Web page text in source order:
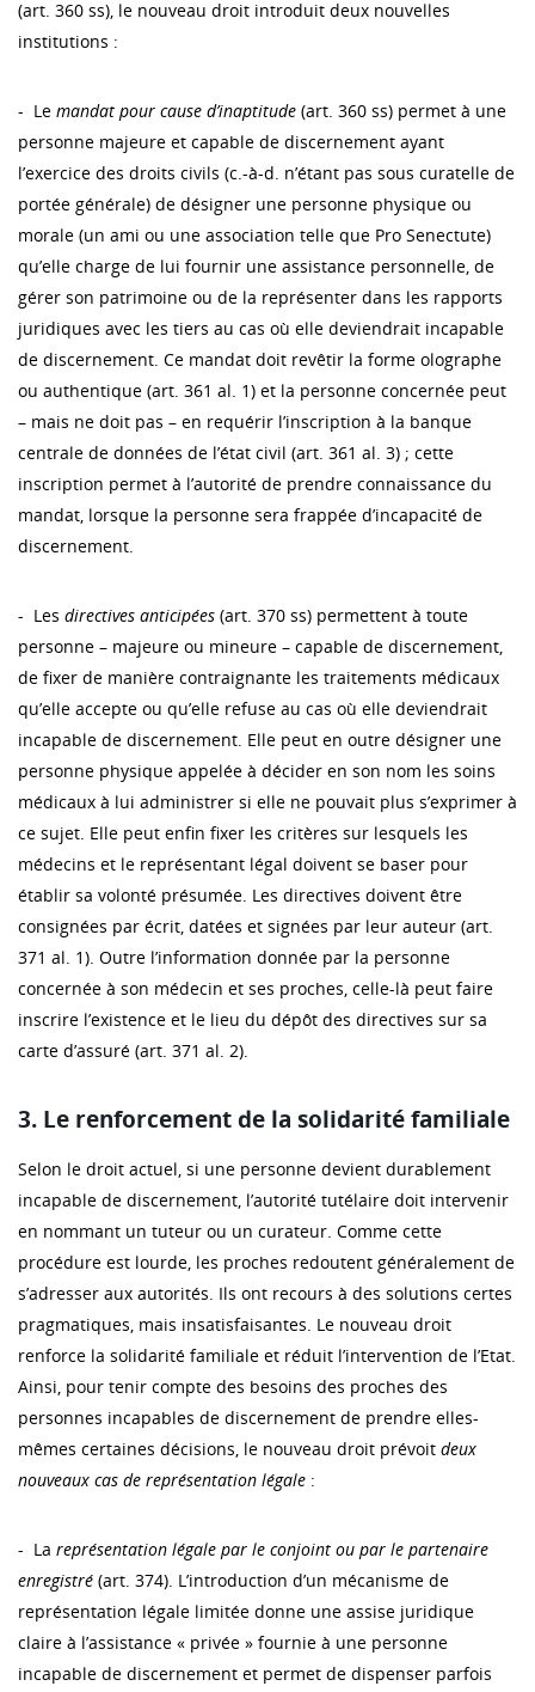
(art. 360 ss), le nouveau droit introduit deux nouvelles
institutions :
- Le mandat pour cause d’inaptitude (art. 360 ss) permet à une
personne majeure et capable de discernement ayant
l’exercice des droits civils (c.-à-d. n’étant pas sous curatelle de
portée générale) de désigner une personne physique ou
morale (un ami ou une association telle que Pro Senectute)
qu’elle charge de lui fournir une assistance personnelle, de
gérer son patrimoine ou de la représenter dans les rapports
juridiques avec les tiers au cas où elle deviendrait incapable
de discernement. Ce mandat doit revêtir la forme olographe
ou authentique (art. 361 al. 1) et la personne concernée peut
– mais ne doit pas – en requérir l’inscription à la banque
centrale de données de l’état civil (art. 361 al. 3) ; cette
inscription permet à l’autorité de prendre connaissance du
mandat, lorsque la personne sera frappée d’incapacité de
discernement.
- Les directives anticipées (art. 370 ss) permettent à toute
personne – majeure ou mineure – capable de discernement,
de fixer de manière contraignante les traitements médicaux
qu’elle accepte ou qu’elle refuse au cas où elle deviendrait
incapable de discernement. Elle peut en outre désigner une
personne physique appelée à décider en son nom les soins
médicaux à lui administrer si elle ne pouvait plus s’exprimer à
ce sujet. Elle peut enfin fixer les critères sur lesquels les
médecins et le représentant légal doivent se baser pour
établir sa volonté présumée. Les directives doivent être
consignées par écrit, datées et signées par leur auteur (art.
371 al. 1). Outre l’information donnée par la personne
concernée à son médecin et ses proches, celle-là peut faire
inscrire l’existence et le lieu du dépôt des directives sur sa
carte d’assuré (art. 371 al. 2).
3. Le renforcement de la solidarité familiale
Selon le droit actuel, si une personne devient durablement
incapable de discernement, l’autorité tutélaire doit intervenir
en nommant un tuteur ou un curateur. Comme cette
procédure est lourde, les proches redoutent généralement de
s’adresser aux autorités. Ils ont recours à des solutions certes
pragmatiques, mais insatisfaisantes. Le nouveau droit
renforce la solidarité familiale et réduit l’intervention de l’Etat.
Ainsi, pour tenir compte des besoins des proches des
personnes incapables de discernement de prendre elles-
mêmes certaines décisions, le nouveau droit prévoit deux
nouveaux cas de représentation légale :
- La représentation légale par le conjoint ou par le partenaire
enregistré (art. 374). L’introduction d’un mécanisme de
représentation légale limitée donne une assise juridique
claire à l’assistance « privée » fournie à une personne
incapable de discernement et permet de dispenser parfois